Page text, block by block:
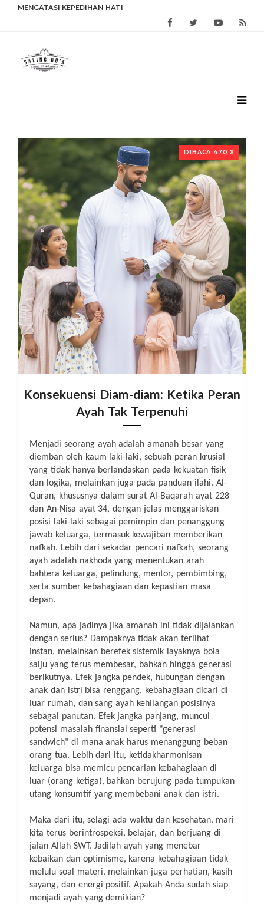
MENGATASI KEPEDIHAN HATI
DIBACA 470 X
Konsekuensi Diam-diam: Ketika Peran
Ayah Tak Terpenuhi
Menjadi seorang ayah adalah amanah besar yang
diemban oleh kaum laki-laki, sebuah peran krusial
yang tidak hanya berlandaskan pada kekuatan fisik
dan logika, melainkan juga pada panduan ilahi. Al-
Quran, khususnya dalam suratAl-Baqarah ayat 228
dan An-Nisa ayat 34, dengan jelas menggariskan
posisi laki-laki sebagai pemimpin dan penanggung
jawab keluarga, termasuk kewajiban memberikan
nafkah. Lebih dari sekadar pencari nafkah, seorang
ayah adalah nakhoda yang menentukan arah
bahtera keluarga, pelindung, mentor, pembimbing,
serta sumber kebahagiaan dan kepastian masa
depan.
Namun, apa jadinya jika amanah ini tidak dijalankan
dengan serius? Dampaknya tidak akan terlihat
instan, melainkan berefek sistemik layaknya bola
salju yang terus membesar, bahkan hingga generasi
berikutnya. Efek jangka pendek, hubungan dengan
anak dan istri bisa renggang, kebahagiaan dicari di
luar rumah, dan sang ayah kehilangan posisinya
sebagai panutan. Efek jangka panjang, muncul
potensi masalah finansial seperti "generasi
sandwich" di mana anak harus menanggung beban
orang tua. Lebih dari itu, ketidakharmonisan
keluarga bisa memicu pencarian kebahagiaan di
luar (orang ketiga), bahkan berujung pada tumpukan
utang konsumtif yang membebani anak dan istri.
Maka dari itu, selagi ada waktu dan kesehatan, mari
kita terus berintrospeksi, belajar, dan berjuang di
jalan Allah SWT. Jadilah ayah yang menebar
kebaikan dan optimisme, karena kebahagiaan tidak
melulu soal materi, melainkan juga perhatian, kasih
sayang, dan energi positif. Apakah Anda sudah siap
menjadi ayah yang demikian?